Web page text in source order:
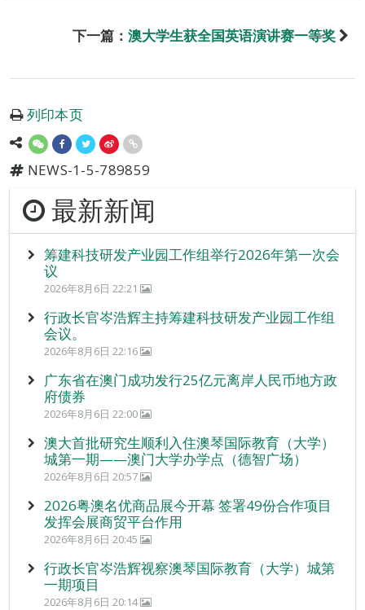
下一篇： 澳大学生获全国英语演讲赛一等奖
列印本页
NEWS-1-5-789859
最新新闻
筹建科技研发产业园工作组举行2026年第一次会
议
2026年8月6日 22:21
行政长官岑浩辉主持筹建科技研发产业园工作组
会议。
2026年8月6日 22:16
广东省在澳门成功发行25亿元离岸人民币地方政
府债券
2026年8月6日 22:00
澳大首批研究生顺利入住澳琴国际教育（大学）
城第一期——澳门大学办学点（德智广场）
2026年8月6日 20:57
2026粤澳名优商品展今开幕 签署49份合作项目
发挥会展商贸平台作用
2026年8月6日 20:45
行政长官岑浩辉视察澳琴国际教育（大学）城第
一期项目
2026年8月6日 20:14